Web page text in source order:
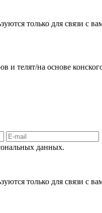
только для связи с
и телят/на основе
данных.
только для связи с